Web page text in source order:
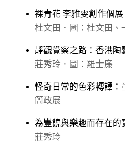
裸青花 李雅雯創作個展
杜文田．圖：杜文田、
靜觀覺察之路：香港陶
莊秀玲．圖：羅士廉
怪奇日常的色彩轉譯：
簡政展
為豐饒與樂趣而存在的
莊秀玲